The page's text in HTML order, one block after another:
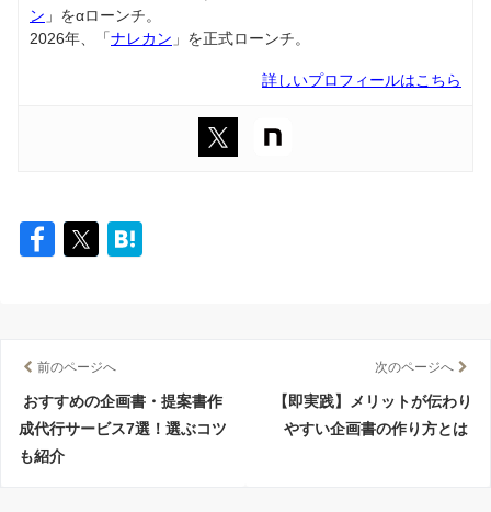
ン 」をαローンチ。
2026年、「ナレカン 」を正式ローンチ。
詳しいプロフィールはこちら
前のページへ
おすすめの企画書・提案書作
成代行サービス7選！選ぶコツ
も紹介
次のページへ
【即実践】メリットが伝わり
やすい企画書の作り方とは